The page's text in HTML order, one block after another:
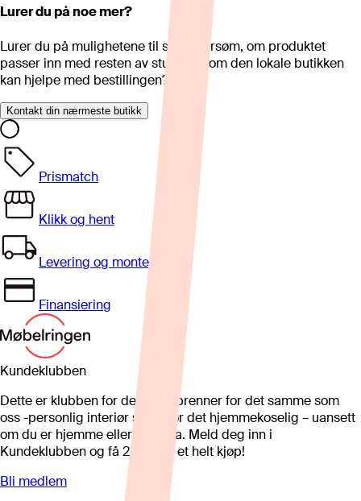
Lurer du på noe mer?
Lurer du på mulighetene til skreddersøm, om produktet
passer inn med resten av stua eller om den lokale butikken
kan hjelpe med bestillingen?
Kontakt din nærmeste butikk
Prismatch
Klikk og hent
Levering og montering
Finansiering
Kundeklubben
Dette er klubben for deg som brenner for det samme som
oss -personlig interiør som gjør det hjemmekoselig – uansett
om du er hjemme eller på hytta. Meld deg inn i
Kundeklubben og få 25%* på et helt kjøp!
Bli medlem